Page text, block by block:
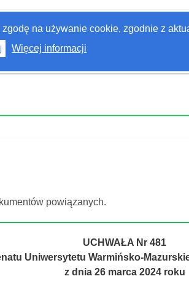
na używanie cookie, zgodnie z
Więcej informacji
powiązanych.
UCHWAŁA Nr 481
Uniwersytetu Warmińsko-
z dnia 26 marca 2024 roku